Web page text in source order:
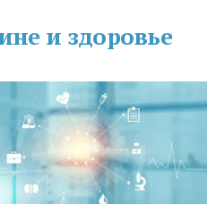
и здоровье